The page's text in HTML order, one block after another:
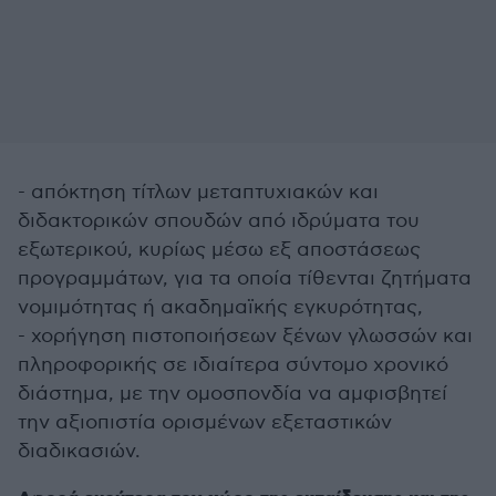
- απόκτηση τίτλων μεταπτυχιακών και
διδακτορικών σπουδών από ιδρύματα του
εξωτερικού, κυρίως μέσω εξ αποστάσεως
προγραμμάτων, για τα οποία τίθενται ζητήματα
νομιμότητας ή ακαδημαϊκής εγκυρότητας,
- χορήγηση πιστοποιήσεων ξένων γλωσσών και
πληροφορικής σε ιδιαίτερα σύντομο χρονικό
διάστημα, με την ομοσπονδία να αμφισβητεί
την αξιοπιστία ορισμένων εξεταστικών
διαδικασιών.